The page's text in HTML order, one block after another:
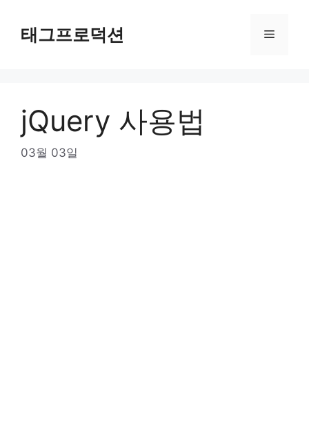
content태그프로덕션 Menu
jQuery 사용법
03월 03일